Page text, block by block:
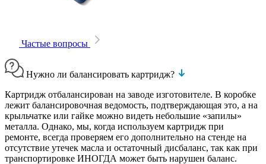
Частые вопросы
Нужно ли балансировать картридж?
Картридж отбалансирован на заводе изготовителе. В коробке
лежит балансировочная ведомость, подтверждающая это, а на
крыльчатке или гайке можно видеть небольшие «запилы»
металла. Однако, мы, когда используем картридж при
ремонте, всегда проверяем его дополнительно на стенде на
отсутствие утечек масла и остаточный дисбаланс, так как при
транспортировке ИНОГДА может быть нарушен баланс.